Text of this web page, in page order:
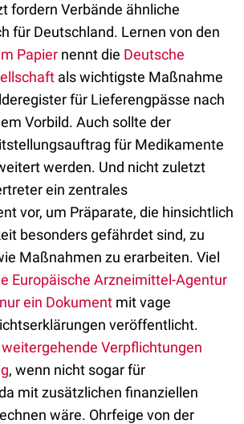
fordern Verbände ähnliche
für Deutschland. Lernen von den
Papier nennt die Deutsche
als wichtigste Maßnahme
für Lieferengpässe nach
Vorbild. Auch sollte der
für Medikamente
werden. Und nicht zuletzt
ein zentrales
vor, um Präparate, die hinsichtlich
besonders gefährdet sind, zu
Maßnahmen zu erarbeiten. Viel
Europäische Arzneimittel-Agentur
ein Dokument mit vage
veröffentlicht.
Verpflichtungen
, wenn nicht sogar für
mit zusätzlichen finanziellen
wäre. Ohrfeige von der